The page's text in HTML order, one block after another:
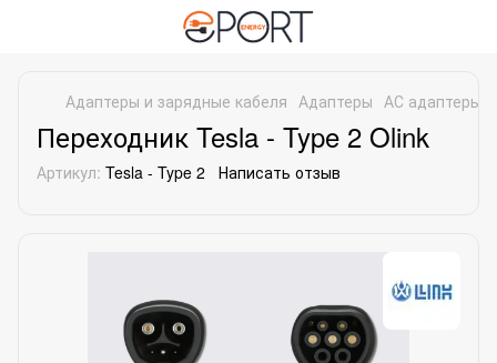
Адаптеры и зарядные кабеля Адаптеры АС адаптеры
Переходник Tesla - Type 2 Olink
Артикул: Tesla - Type 2 Написать отзыв